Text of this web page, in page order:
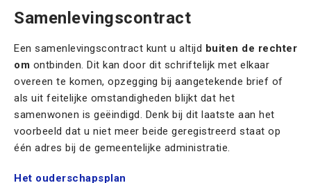
Samenlevingscontract
Een samenlevingscontract kunt u altijd buiten de rechter
om ontbinden. Dit kan door dit schriftelijk met elkaar
overeen te komen, opzegging bij aangetekende brief of
als uit feitelijke omstandigheden blijkt dat het
samenwonen is geëindigd. Denk bij dit laatste aan het
voorbeeld dat u niet meer beide geregistreerd staat op
één adres bij de gemeentelijke administratie.
Het ouderschapsplan